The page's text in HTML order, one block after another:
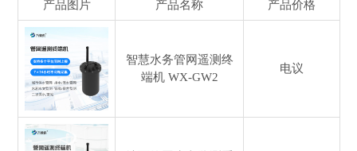
产品图片 产品名称 产品价格
智慧水务管网遥测终
端机 WX-GW2
电议